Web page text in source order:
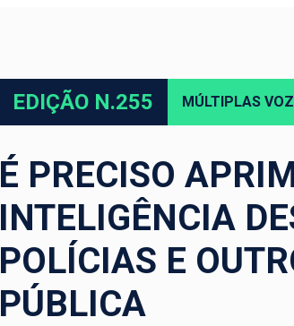
EDIÇÃO N.255 MÚLTIPLAS
É PRECISO
INTELIGÊNCIA
POLÍCIAS E
PÚBLICA